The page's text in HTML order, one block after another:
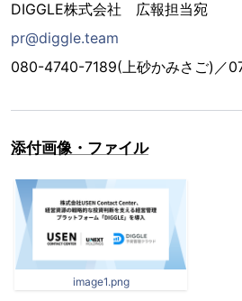
DIGGLE株式会社 広報担当宛
pr@diggle.team
080-4740-7189(上砂かみさご)／
添付画像・ファイル
image1.png